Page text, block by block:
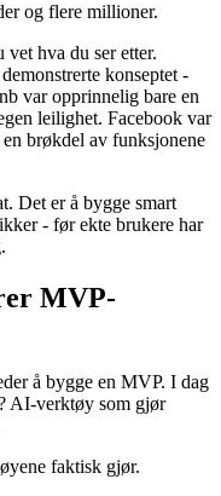
og flere millioner.
hva du ser etter.
konseptet -
var opprinnelig bare en
leilighet. Facebook var
brøkdel av funksjonene
Det er å bygge smart
- før ekte brukere har
MVP-
å bygge en MVP. I dag
AI-verktøy som gjør
faktisk gjør.